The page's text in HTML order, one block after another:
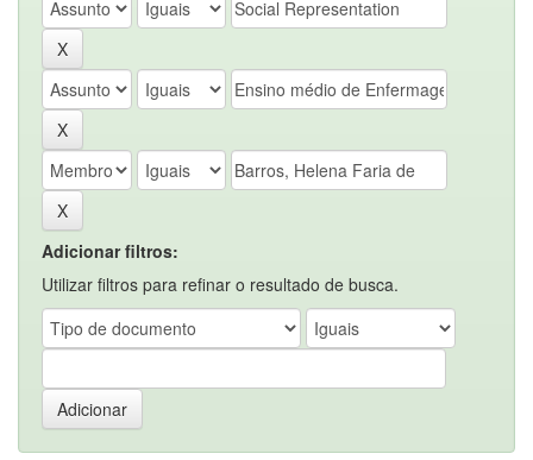
Adicionar filtros:
Utilizar filtros para refinar o resultado de busca.